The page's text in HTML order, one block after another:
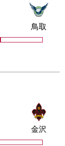
鳥取
金沢